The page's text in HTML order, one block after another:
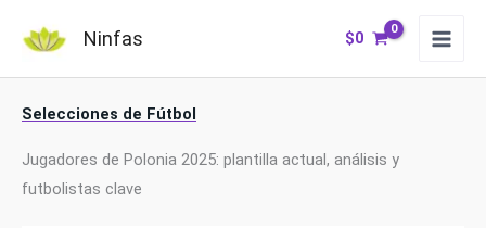
Ninfas $0
Selecciones de Fútbol
Jugadores de Polonia 2025: plantilla actual, análisis y
futbolistas clave